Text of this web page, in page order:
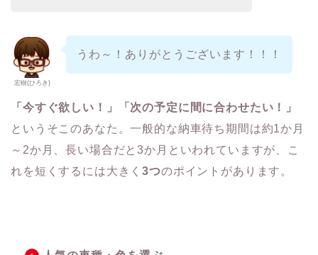
宏樹(ひろき)
うわ～！ありがとうございます！！！
「今すぐ欲しい！」「次の予定に間に合わせたい！」
というそこのあなた。一般的な納車待ち期間は約1か月
～2か月、長い場合だと3か月といわれていますが、
こ
れを短くするには大きく3つのポイントがあります。